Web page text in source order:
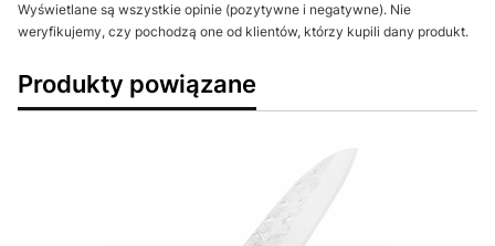
Wyświetlane są wszystkie opinie (pozytywne i negatywne). Nie
weryfikujemy, czy pochodzą one od klientów, którzy kupili dany produkt.
Produkty powiązane